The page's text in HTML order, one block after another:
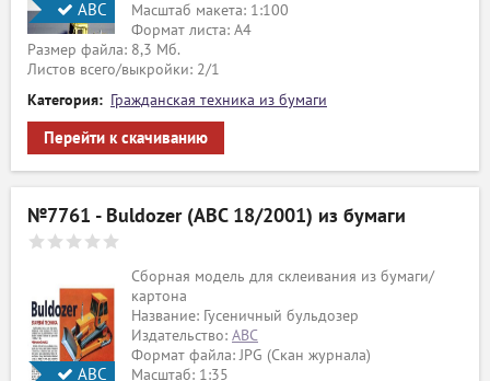
АВС
Масштаб макета: 1:100
Формат листа: А4
Размер файла: 8,3 Мб.
Листов всего/выкройки: 2/1
Категория: Гражданская техника из бумаги
Перейти к скачиванию
№7761 - Buldozer (ABC 18/2001) из бумаги
АВС
Сборная модель для склеивания из бумаги/
картона
Название: Гусеничный бульдозер
Издательство: ABC
Формат файла: JPG (Скан журнала)
Масштаб: 1:35